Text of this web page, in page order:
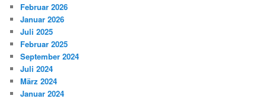
Februar 2026
Januar 2026
Juli 2025
Februar 2025
September 2024
Juli 2024
März 2024
Januar 2024